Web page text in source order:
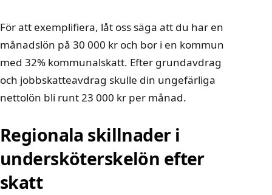
För att exemplifiera, låt oss säga att du har en
månadslön på 30 000 kr och bor i en kommun
med 32% kommunalskatt. Efter grundavdrag
och jobbskatteavdrag skulle din ungefärliga
nettolön bli runt 23 000 kr per månad.
Regionala skillnader i
undersköterskelön efter
skatt